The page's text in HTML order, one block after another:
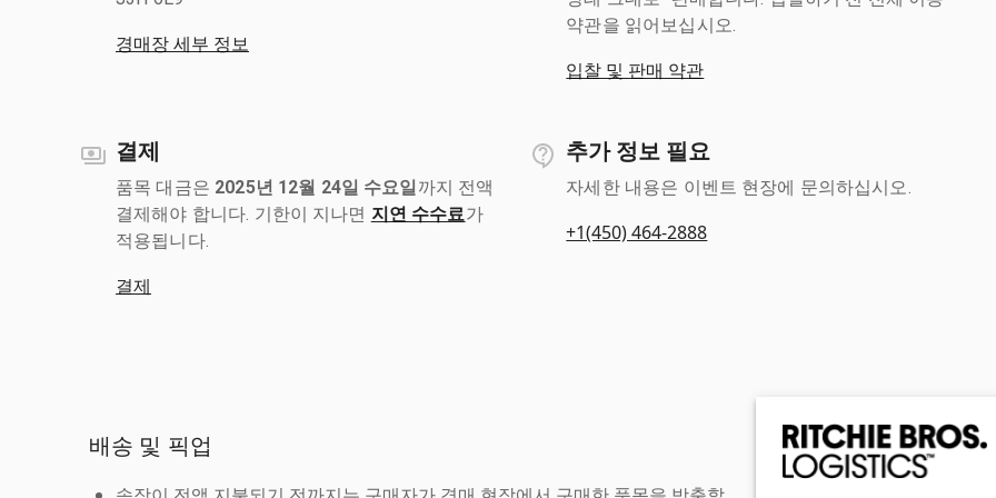
경매장 세부 정보
약관을 읽어보십시오.
입찰 및 판매 약관
결제
품목 대금은 2025년 12월 24일 수요일 까지 전액
결제해야 합니다. 기한이 지나면 지연 수수료 가
적용됩니다.
결제
추가 정보 필요
자세한 내용은 이벤트 현장에 문의하십시오.
+1(450) 464-2888
배송 및 픽업